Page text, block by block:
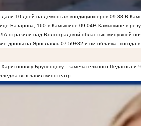
10 дней на демонтаж кондиционеров 09:38 В
Базарова, 160 в Камышине 09:04В Камышине в
отразили над Волгоградской областью минувшей
дроны на Ярославль 07:59+32 и ни облачка: погода
Брусенцову - замечательного Педагога и
возглавил кинотеатр